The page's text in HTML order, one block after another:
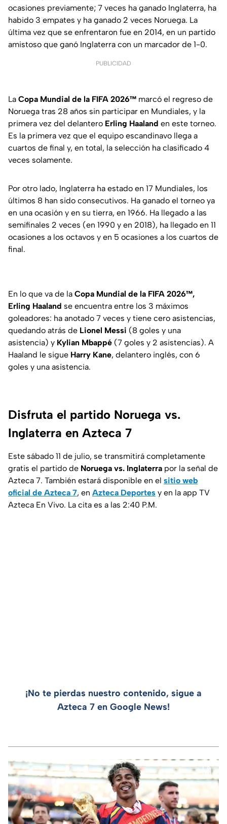
ocasiones previamente; 7 veces ha ganado Inglaterra, ha
habido 3 empates y ha ganado 2 veces Noruega. La
última vez que se enfrentaron fue en 2014, en un partido
amistoso que ganó Inglaterra con un marcador de 1-0.
PUBLICIDAD
La Copa Mundial de la FIFA 2026™ marcó el regreso de
Noruega tras 28 años sin participar en Mundiales, y la
primera vez del delantero Erling Haaland en este torneo.
Es la primera vez que el equipo escandinavo llega a
cuartos de final y, en total, la selección ha clasificado 4
veces solamente.
Por otro lado, Inglaterra ha estado en 17 Mundiales, los
últimos 8 han sido consecutivos. Ha ganado el torneo ya
en una ocasión y en su tierra, en 1966. Ha llegado a las
semifinales 2 veces (en 1990 y en 2018), ha llegado en 11
ocasiones a los octavos y en 5 ocasiones a los cuartos de
final.
En lo que va de la Copa Mundial de la FIFA 2026™,
Erling Haaland se encuentra entre los 3 máximos
goleadores: ha anotado 7 veces y tiene cero asistencias,
quedando atrás de Lionel Messi (8 goles y una
asistencia) y Kylian Mbappé (7 goles y 2 asistencias). A
Haaland le sigue Harry Kane, delantero inglés, con 6
goles y una asistencia.
Disfruta el partido Noruega vs.
Inglaterra en Azteca 7
Este sábado 11 de julio, se transmitirá completamente
gratis el partido de Noruega vs. Inglaterra por la señal de
Azteca 7. También estará disponible en el sitio web
oficial de Azteca 7, en Azteca Deportes y en la app TV
Azteca En Vivo. La cita es a las 2:40 P.M.
¡No te pierdas nuestro contenido, sigue a
Azteca 7 en Google News!